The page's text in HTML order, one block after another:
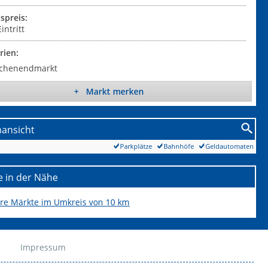
+ Markt merken
Geldautomaten
Bahnhöfe
Parkplätze
in der Nähe
Märkte im Umkreis von 10 km
Impressum